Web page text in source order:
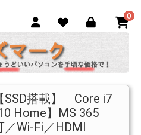
0
SSD搭載】 Core i7
Home】MS 365
／Wi-Fi／HDMI